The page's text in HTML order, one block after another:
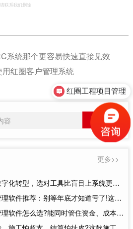
联系我们删除
系统那个更容易快速直接见效
红圈客户管理系统
更多>>
化转型，选对工具比盲目上系统更重要
荐：别等年底才知道亏了!这套系统让每一分钱都有迹可循
件怎么选?能同时管住资金、成本、进度的才靠谱
红圈工程项目管理